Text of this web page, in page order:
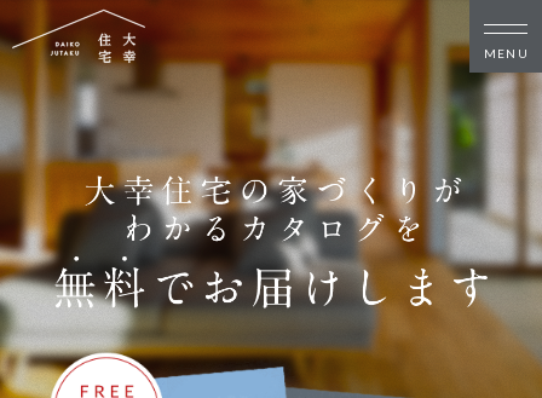
新築・リノベをお考えの方
家づくりの考え方
家づくりの流れ
施工事例
イベント
お客様の声
モデルハウス
リフォーム・リノベーション
土地をお探しの方